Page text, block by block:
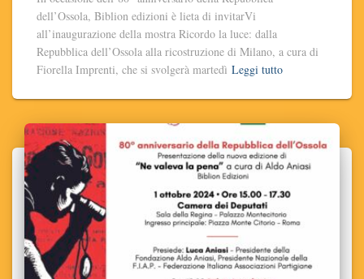
dell’Ossola, Biblion edizioni è lieta di invitarVi
all’inaugurazione della mostra Ricordo la luce: dalla
Repubblica dell’Ossola alla ricostruzione di Milano, a cura di
Fiorella Imprenti, che si svolgerà martedì Leggi tutto